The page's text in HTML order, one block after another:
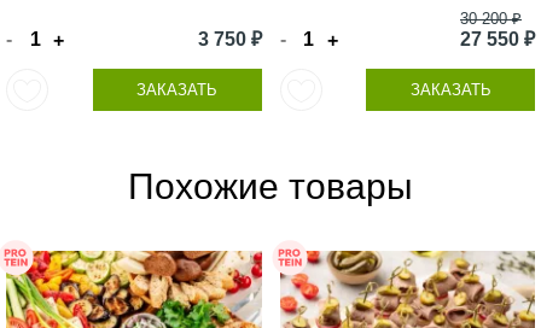
- + 3 750 ₽
ЗАКАЗАТЬ
- +
30 200 ₽
27 550 ₽
ЗАКАЗАТЬ
Похожие товары